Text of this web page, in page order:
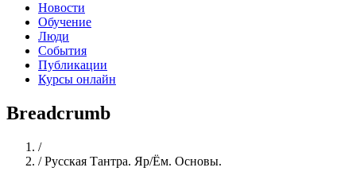
Новости
Обучение
Люди
События
Публикации
Курсы онлайн
Breadcrumb
/Home
/ Русская Тантра. Яр/Ём. Основы.